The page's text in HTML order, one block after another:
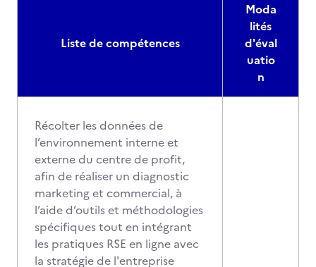
Liste de compétences
Moda
lités
d'éval
uatio
n
Récolter les données de
l’environnement interne et
externe du centre de profit,
afin de réaliser un diagnostic
marketing et commercial, à
l’aide d’outils et méthodologies
spécifiques tout en intégrant
les pratiques RSE en ligne avec
la stratégie de l'entreprise